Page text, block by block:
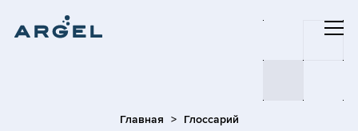
Главная Глоссарий